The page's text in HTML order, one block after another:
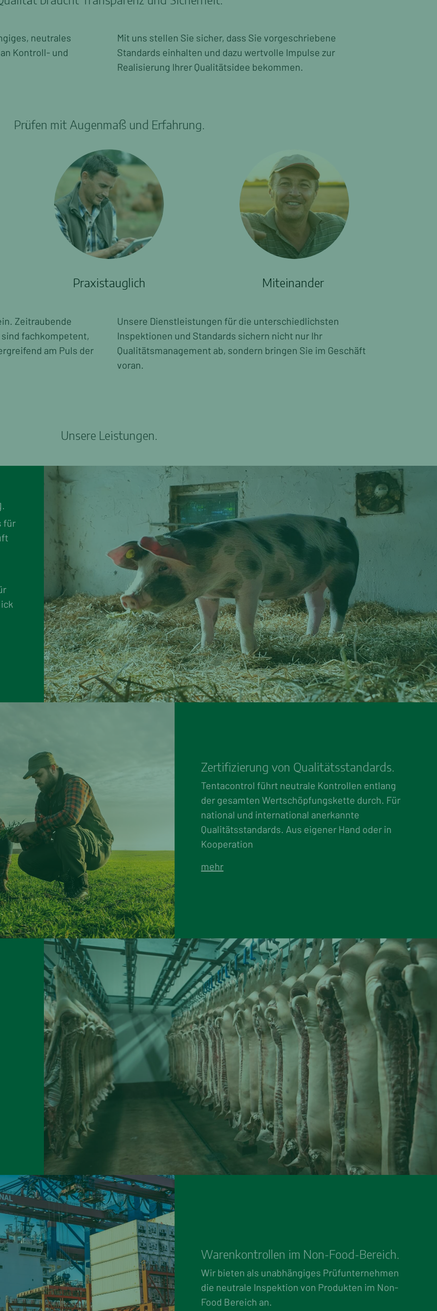
neutrales
Kontroll- und
Mit uns stellen Sie sicher, dass Sie vorgeschriebene
Standards einhalten und dazu wertvolle Impulse zur
Realisierung Ihrer Qualitätsidee bekommen.
Prüfen mit Augenmaß und Erfahrung.
Praxistauglich Miteinander
Zeitraubende
fachkompetent,
am Puls der
Unsere Dienstleistungen für die unterschiedlichsten
Inspektionen und Standards sichern nicht nur Ihr
Qualitätsmanagement ab, sondern bringen Sie im Geschäft
voran.
Unsere Leistungen.
.
für
Zertifizierung von Qualitätsstandards.
Tentacontrol führt neutrale Kontrollen entlang
der gesamten Wertschöpfungskette durch. Für
national und international anerkannte
Qualitätsstandards. Aus eigener Hand oder in
Kooperation
mehr
Warenkontrollen im Non-Food-Bereich
Wir bieten als unabhängiges Prüfunternehmen
die neutrale Inspektion von Produkten im Non-
Food Bereich an.